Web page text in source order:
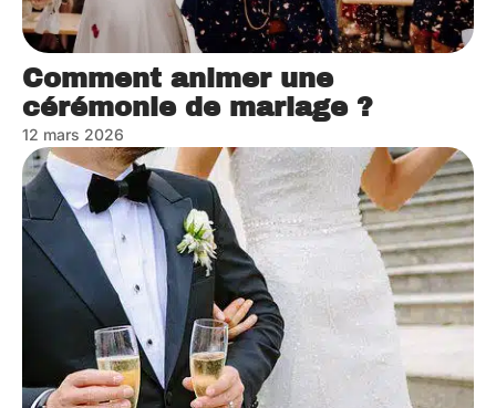
Comment animer une
cérémonie de mariage ?
12 mars 2026